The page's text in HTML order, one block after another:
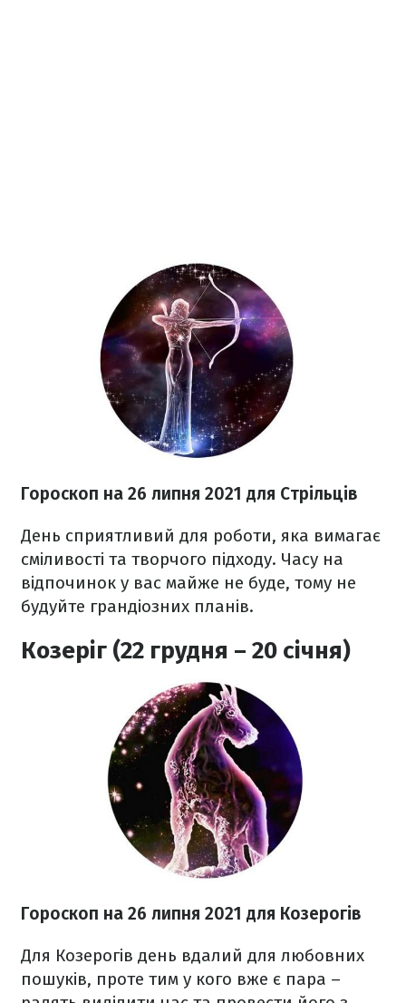
Гороскоп на 26 липня 2021 для Стрільців
День сприятливий для роботи, яка вимагає
сміливості та творчого підходу. Часу на
відпочинок у вас майже не буде, тому не
будуйте грандіозних планів.
Козеріг (22 грудня – 20 січня)
Гороскоп на 26 липня 2021 для Козерогів
Для Козерогів день вдалий для любовних
пошуків, проте тим у кого вже є пара –